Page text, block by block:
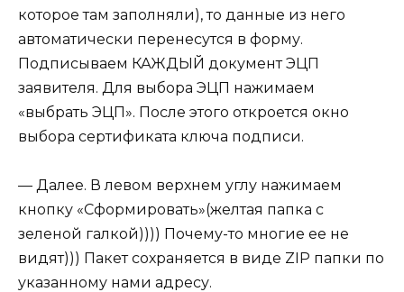
которое там заполняли), то данные из него
автоматически перенесутся в форму.
Подписываем КАЖДЫЙ документ ЭЦП
заявителя. Для выбора ЭЦП нажимаем
«выбрать ЭЦП». После этого откроется окно
выбора сертификата ключа подписи.
— Далее. В левом верхнем углу нажимаем
кнопку «Сформировать»(желтая папка с
зеленой галкой)))) Почему-то многие ее не
видят))) Пакет сохраняется в виде ZIP папки по
указанному нами адресу.